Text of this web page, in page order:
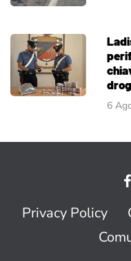
6
Privacy Policy